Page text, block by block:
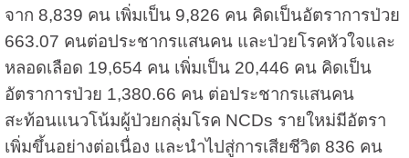
จาก 8,839 คน เพิ่มเป็น 9,826 คน คิดเป็นอัตราการป่วย
663.07 คนต่อประชากรแสนคน และป่วยโรคหัวใจและ
หลอดเลือด 19,654 คน เพิ่มเป็น 20,446 คน คิดเป็น
อัตราการป่วย 1,380.66 คน ต่อประชากรแสนคน
สะท้อนแนวโน้มผู้ป่วยกลุ่มโรค NCDs รายใหม่มีอัตรา
เพิ่มขึ้นอย่างต่อเนื่อง และนำไปสู่การเสียชีวิต 836 คน